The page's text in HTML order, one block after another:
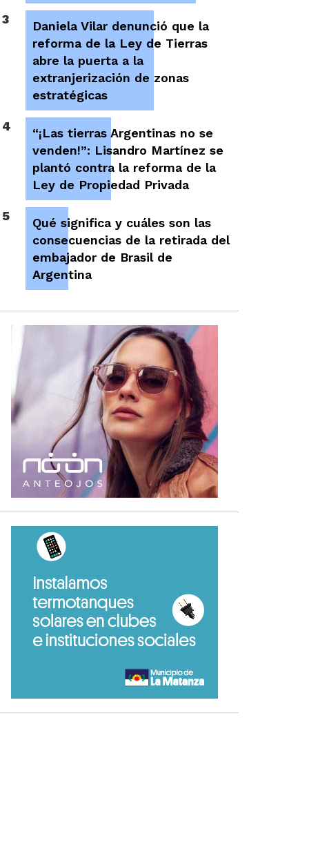
3
Daniela Vilar denunció que la
reforma de la Ley de Tierras
abre la puerta a la
extranjerización de zonas
estratégicas
4
“¡Las tierras Argentinas no se
venden!”: Lisandro Martínez se
plantó contra la reforma de la
Ley de Propiedad Privada
5
Qué significa y cuáles son las
consecuencias de la retirada del
embajador de Brasil de
Argentina